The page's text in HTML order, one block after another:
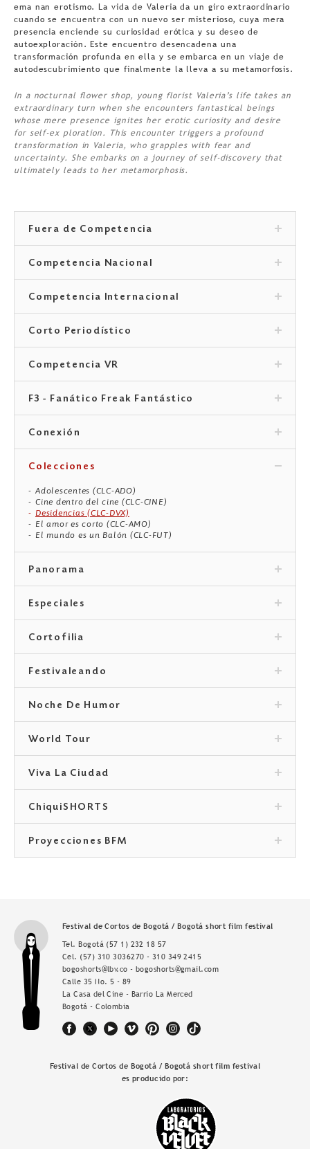
ema nan erotismo. La vida de Valeria da un giro extraordinario
cuando se encuentra con un nuevo ser misterioso, cuya mera
presencia enciende su curiosidad erótica y su deseo de
autoexploración. Este encuentro desencadena una
transformación profunda en ella y se embarca en un viaje de
autodescubrimiento que finalmente la lleva a su metamorfosis.
In a nocturnal flower shop, young florist Valeria’s life takes an
extraordinary turn when she encounters fantastical beings
whose mere presence ignites her erotic curiosity and desire
for self-ex ploration. This encounter triggers a profound
transformation in Valeria, who grapples with fear and
uncertainty. She embarks on a journey of self-discovery that
ultimately leads to her metamorphosis.
Fuera de Competencia
Competencia Nacional
Competencia Internacional
Corto Periodístico
Competencia VR
F3 - Fanático Freak Fantástico
Conexión
Colecciones
Adolescentes (CLC-ADO)
Cine dentro del cine (CLC-CINE)
Desidencias (CLC-DVX)
El amor es corto (CLC-AMO)
El mundo es un Balón (CLC-FUT)
Panorama
Especiales
Cortofilia
Festivaleando
Noche De Humor
World Tour
Viva La Ciudad
ChiquiSHORTS
Proyecciones BFM
Festival de Cortos de Bogotá / Bogotá short film festival
Tel. Bogotá (57 1) 232 18 57
Cel. (57) 310 3036270 - 310 349 2415
bogoshorts@lbv.co - bogoshorts@gmail.com
Calle 35 No. 5 - 89
La Casa del Cine - Barrio La Merced
Bogotá - Colombia
Festival de Cortos de Bogotá / Bogotá short film festival
es producido por: